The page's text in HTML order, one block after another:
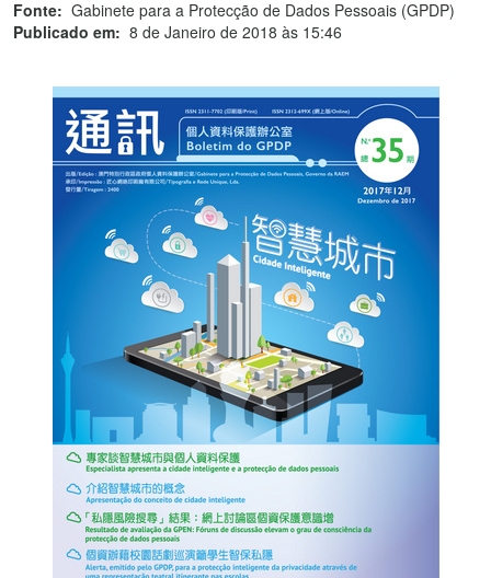
Fonte: Gabinete para a Protecção de Dados Pessoais (GPDP)
Publicado em: 8 de Janeiro de 2018 às 15:46